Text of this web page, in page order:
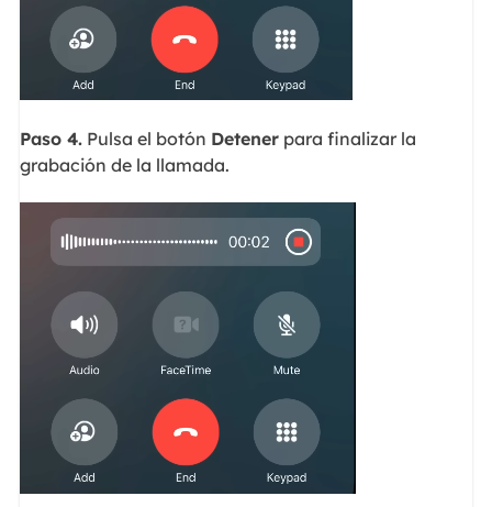
Paso 4.Pulsa el botón Detenerpara finalizar la
grabación de la llamada.